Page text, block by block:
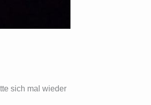
sich mal wieder